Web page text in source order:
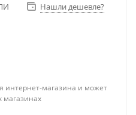
Нашли дешевле?
интернет-магазина и может
магазинах